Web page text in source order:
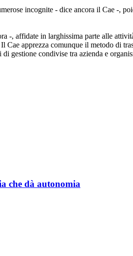
incognite - dice ancora il Cae -,
-, affidate in larghissima parte alle
apprezza comunque il metodo di
gestione condivise tra azienda e
che dà autonomia